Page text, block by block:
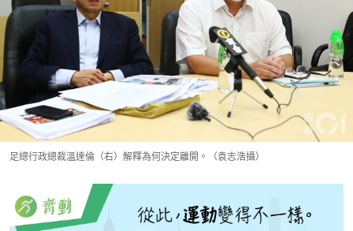
足總行政總裁溫達倫（右）解釋為何決定離開。（袁志浩攝）